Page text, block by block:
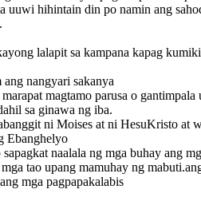
uuwi hihintain din po namin ang
lalapit sa kampana kapag
nangyari sakanya
magtamo parusa o gantimpala
sa ginawa ng iba.
ni Moises at ni HesuKristo at
Ebanghelyo
naalala ng mga buhay ang
tao upang mamuhay ng
mga pagpapakalabis